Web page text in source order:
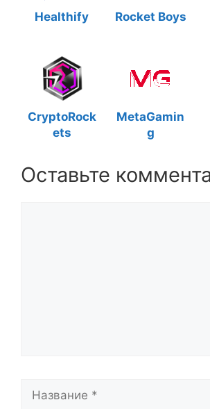
Healthify Rocket Boys
CryptoRock
ets
MetaGamin
g
Оставьте